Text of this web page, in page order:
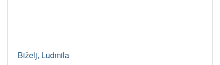
Biželj, Ludmila